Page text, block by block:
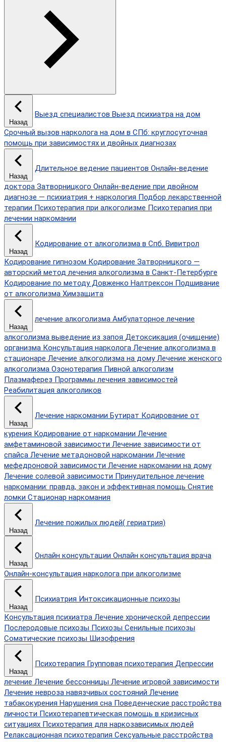
Назад
Выезд специалистов Выезд психиатра на дом
Срочный вызов нарколога на дом в СПб: круглосуточная
помощь при зависимостях и двойных диагнозах
Назад
Длительное ведение пациентов Онлайн-ведение
доктора Затворницкого Онлайн‑ведение при двойном
диагнозе — психиатрия + наркология Подбор лекарственной
терапии Психотерапия при алкоголизме Психотерапия при
лечении наркомании
Назад
Кодирование от алкоголизма в Спб. Вивитрол
Кодирование гипнозом Кодирование Затворницкого —
авторский метод лечения алкоголизма в Санкт‑Петербурге
Кодирование по методу Довженко Налтрексон Подшивание
от алкоголизма Химзащита
Назад
лечение алкоголизма Амбулаторное лечение
алкоголизма выведение из запоя Детоксикация (очищение)
организма Консультация нарколога Лечение алкоголизма в
стационаре Лечение алкоголизма на дому Лечение женского
алкоголизма Озонотерапия Пивной алкоголизм
Плазмаферез Программы лечения зависимостей
Реабилитация алкоголиков
Назад
Лечение наркомании Бутират Кодирование от
курения Кодирование от наркомании Лечение
амфетаминовой зависимости Лечение зависимости от
спайса Лечение метадоновой наркомании Лечение
мефедроновой зависимости Лечение наркомании на дому
Лечение солевой зависимости Принудительное лечение
наркомании: правда, закон и эффективная помощь Снятие
ломки Стационар наркомания
Назад
Лечение пожилых людей( гериатрия)
Назад
Онлайн консультации Онлайн консультация врача
Онлайн-консультация нарколога при алкоголизме
Назад
Психиатрия Интоксикационные психозы
Консультация психиатра Лечение хронической депрессии
Послеродовые психозы Психозы Сенильные психозы
Соматические психозы Шизофрения
Назад
Психотерапия Групповая психотерапия Депрессии
лечение Лечение бессонницы Лечение игровой зависимости
Лечение невроза навязчивых состояний Лечение
табакокурения Нарушения сна Поведенческие расстройства
личности Психотерапевтическая помощь в кризисных
ситуациях Психотерапия для наркозависимых людей
Релаксационная психотерапия Сексуальные расстройства